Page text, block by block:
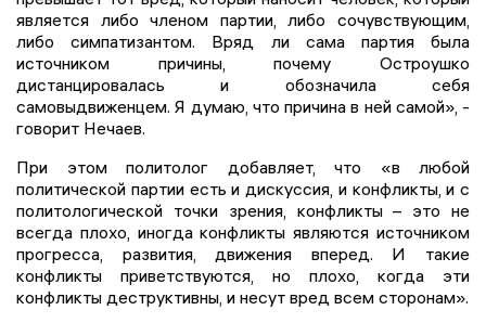
является либо членом партии, либо сочувствующим,
либо симпатизантом. Вряд ли сама партия была
источником причины, почему Остроушко
дистанцировалась и обозначила себя
самовыдвиженцем. Я думаю, что причина в ней самой», -
говорит Нечаев.
При этом политолог добавляет, что «в любой
политической партии есть и дискуссия, и конфликты, и с
политологической точки зрения, конфликты – это не
всегда плохо, иногда конфликты являются источником
прогресса, развития, движения вперед. И такие
конфликты приветствуются, но плохо, когда эти
конфликты деструктивны, и несут вред всем сторонам».